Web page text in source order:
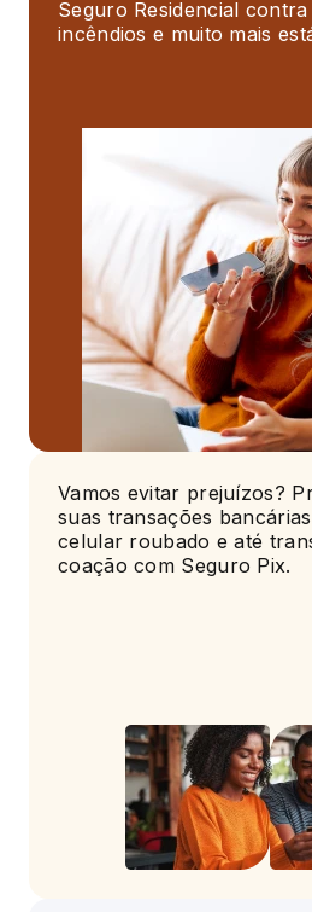
Seguro Residencial
incêndios e muito mais
Vamos evitar prejuízos?
suas transações
celular roubado e até
coação com Seguro Pix.